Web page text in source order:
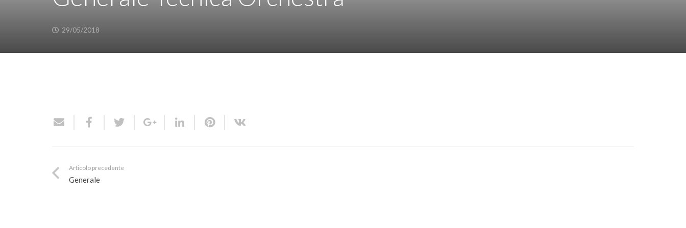
29/05/2018
Articolo precedente
Generale